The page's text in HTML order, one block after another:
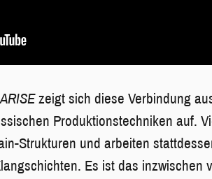
ARISEzeigt sich diese Verbindung
Produktionstechniken auf.
Strukturen und arbeiten
Es ist das inzwischen